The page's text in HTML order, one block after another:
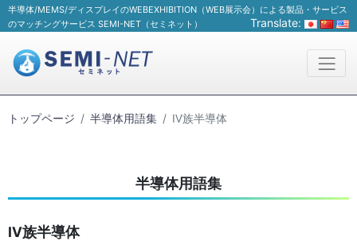
半導体/MEMS/ディスプレイのWEBEXHIBITION（WEB展示会）による製品・サービス
のマッチングサービス SEMI-NET（セミネット）
Translate:
トップページ 半導体用語集 Ⅳ族半導体
半導体用語集
Ⅳ族半導体